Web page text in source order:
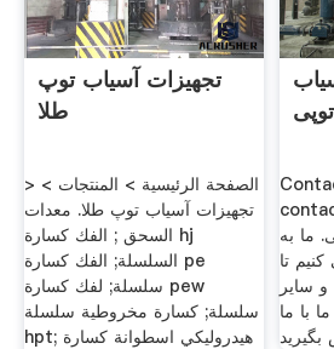
تجهیزات آسیاب توپ
طلا
> الصفحة الرئيسية > المنتجات >
تجهیزات آسیاب توپ طلا. معدات
السحق ; الفك كسارة hj
السلسلة; الفك كسارة pe
سلسلة; لفك كسارة pew
سلسلة; كسارة مخروطية سلسلة
hpt; هيدروليكي اسطوانة كسارة
توپی
ما به
تا
سایر
با ما